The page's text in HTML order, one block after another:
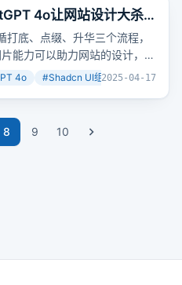
4o让网站设计大杀
打底、点缀、升华三个流程，
能力可以助力网站的设计，在
流行的Shadcn UI组件，然后
段可以使用GPT 4o
、返回顶端图标等，利用GPT
4o #Shadcn UI组件 +2
2025-04-17
8 9 10